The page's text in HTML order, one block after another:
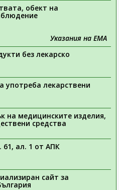
обект на
Указания на ЕМА
без лекарско
употреба лекарствени
на медицинските изделия,
средства
ал. 1 от АПК
сайт за